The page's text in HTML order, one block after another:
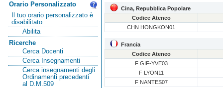
Orario Personalizzato
Il tuo orario personalizzato è
disabilitato
Abilita
Ricerche
Cerca Docenti
Cerca Insegnamenti
Cerca insegnamenti degli
Ordinamenti precedenti
al D.M.509
Cina, Repubblica Popolare
Codice Ateneo
CHN HONGKON01
Francia
Codice Ateneo
F GIF-YVE03
F LYON11
F NANTES07